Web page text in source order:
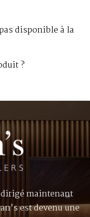
disponible à la
?
dirigé maintenant
est devenu une